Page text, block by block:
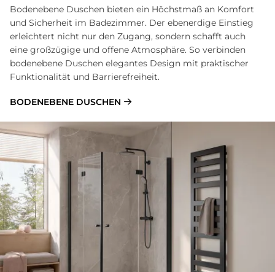
Bodenebene Duschen bieten ein Höchstmaß an Komfort
und Sicherheit im Badezimmer. Der ebenerdige Einstieg
erleichtert nicht nur den Zugang, sondern schafft auch
eine großzügige und offene Atmosphäre. So verbinden
bodenebene Duschen elegantes Design mit praktischer
Funktionalität und Barrierefreiheit.
BODENEBENE DUSCHEN